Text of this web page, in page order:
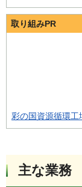
取り組みPR
彩の国資源循環工
主な業務